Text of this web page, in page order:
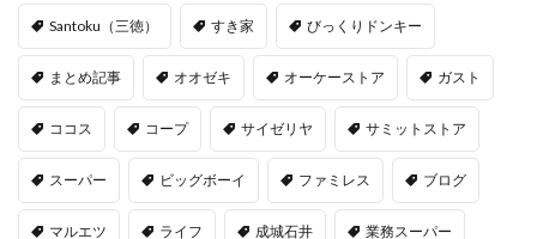
Santoku（三徳） すき家 びっくりドンキー
まとめ記事 オオゼキ オーケーストア ガスト
ココス コープ サイゼリヤ サミットストア
スーパー ビッグボーイ ファミレス ブログ
マルエツ ライフ 成城石井 業務スーパー